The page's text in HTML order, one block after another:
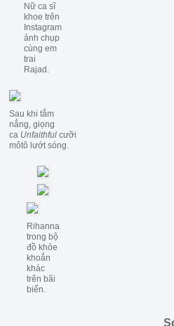
Nữ ca sĩ
khoe trên
Instagram
ảnh chụp
cùng em
trai
Rajad.
Sau khi tắm
nắng, giọng
ca Unfaithful cưỡi
môtô lướt sóng.
Rihanna
trong bộ
đồ khỏe
khoắn
khác
trên bãi
biển.